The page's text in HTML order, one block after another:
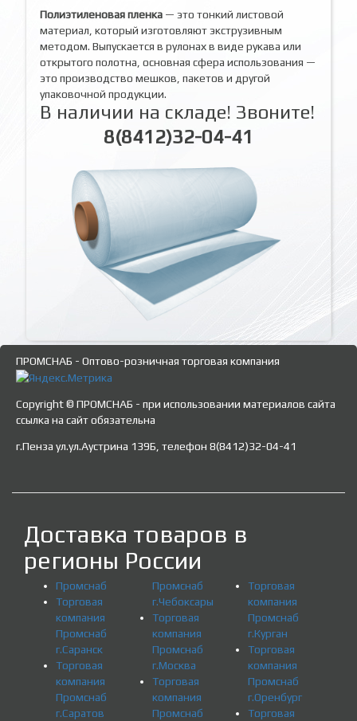
Полиэтиленовая пленка — это тонкий листовой
материал, который изготовляют экструзивным
методом. Выпускается в рулонах в виде рукава или
открытого полотна, основная сфера использования —
это производство мешков, пакетов и другой
упаковочной продукции.
В наличии на складе! Звоните!
8(8412)32-04-41
ПРОМСНАБ - Оптово-розничная торговая компания
Copyright © ПРОМСНАБ - при использовании материалов сайта
ссылка на сайт обязательна
г.Пенза ул.ул.Аустрина 139Б, телефон 8(8412)32-04-41
Доставка товаров в
регионы России
Промснаб
Торговая
компания
Промснаб
г.Саранск
Торговая
компания
Промснаб
г.Саратов
Промснаб
г.Чебоксары
Торговая
компания
Промснаб
г.Москва
Торговая
компания
Промснаб
Торговая
компания
Промснаб
г.Курган
Торговая
компания
Промснаб
г.Оренбург
Торговая